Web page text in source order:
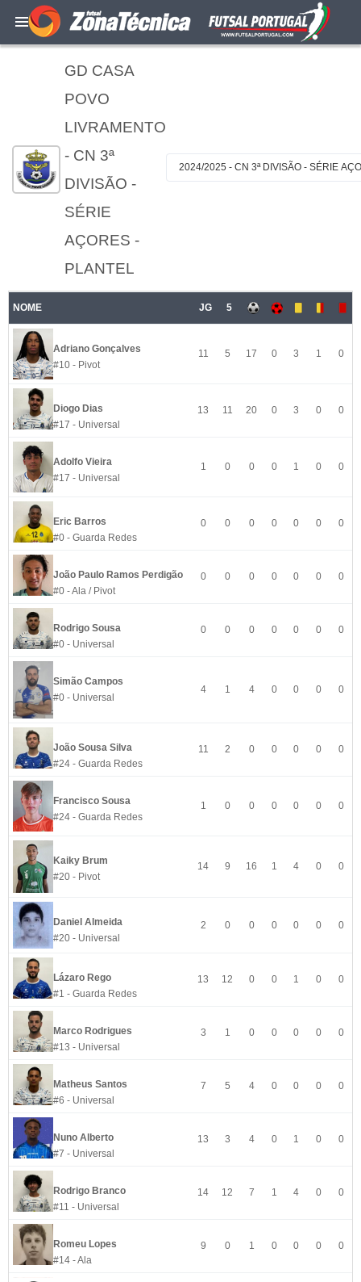
GD CASA
POVO
LIVRAMENTO
- CN 3ª
DIVISÃO -
SÉRIE
AÇORES -
PLANTEL
2024/2025 - CN 3ª DIVISÃO - SÉRIE
NOME JG 5
Adriano Gonçalves
#10 - Pivot
11 5 17 0 3 1 0
Diogo Dias
#17 - Universal
13 11 20 0 3 0 0
Adolfo Vieira
#17 - Universal
1 0 0 0 1 0 0
Eric Barros
#0 - Guarda Redes
0 0 0 0 0 0 0
João Paulo Ramos Perdigão
#0 - Ala / Pivot
0 0 0 0 0 0 0
Rodrigo Sousa
#0 - Universal
0 0 0 0 0 0 0
Simão Campos
#0 - Universal
4 1 4 0 0 0 0
João Sousa Silva
#24 - Guarda Redes
11 2 0 0 0 0 0
Francisco Sousa
#24 - Guarda Redes
1 0 0 0 0 0 0
Kaiky Brum
#20 - Pivot
14 9 16 1 4 0 0
Daniel Almeida
#20 - Universal
2 0 0 0 0 0 0
Lázaro Rego
#1 - Guarda Redes
13 12 0 0 1 0 0
Marco Rodrigues
#13 - Universal
3 1 0 0 0 0 0
Matheus Santos
#6 - Universal
7 5 4 0 0 0 0
Nuno Alberto
#7 - Universal
13 3 4 0 1 0 0
Rodrigo Branco
#11 - Universal
14 12 7 1 4 0 0
Romeu Lopes
#14 - Ala
9 0 1 0 0 0 0